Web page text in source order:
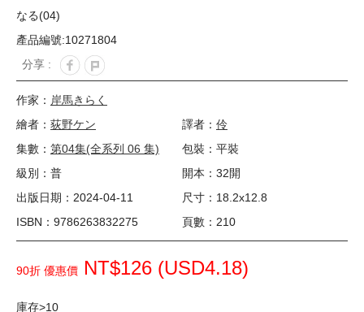
なる(04)
產品編號:10271804
分享 :
作家： 岸馬きらく
繪者： 荻野ケン 譯者： 伶
集數： 第04集(全系列 06 集)
包裝：平裝
級別：普
開本：32開
出版日期：2024-04-11
尺寸：18.2x12.8
ISBN：9786263832275
頁數：210
90折 優惠價 NT$126 (USD4.18)
庫存>10